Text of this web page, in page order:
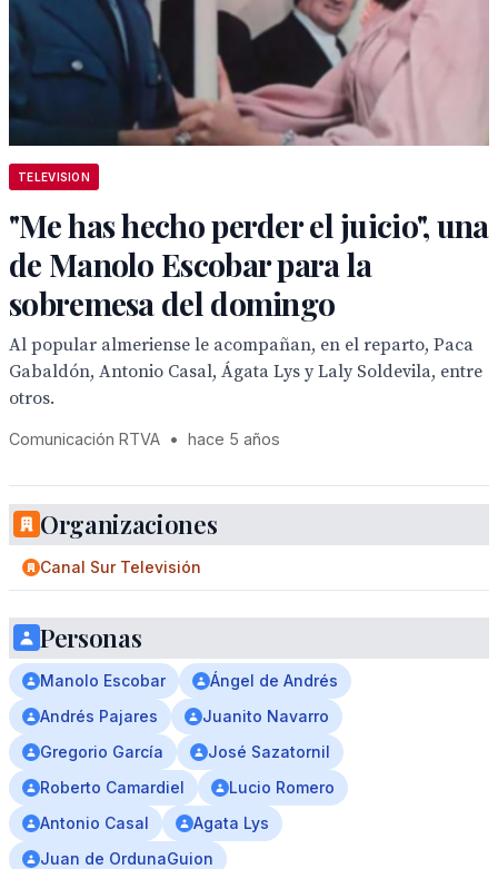
TELEVISION
"Me has hecho perder el juicio", una
de Manolo Escobar para la
sobremesa del domingo
Al popular almeriense le acompañan, en el reparto, Paca
Gabaldón, Antonio Casal, Ágata Lys y Laly Soldevila, entre
otros.
Comunicación RTVA • hace 5 años
Organizaciones
Canal Sur Televisión
Personas
Manolo Escobar
Ángel de Andrés
Andrés Pajares
Juanito Navarro
Gregorio García
José Sazatornil
Roberto Camardiel
Lucio Romero
Antonio Casal
Agata Lys
Juan de OrdunaGuion